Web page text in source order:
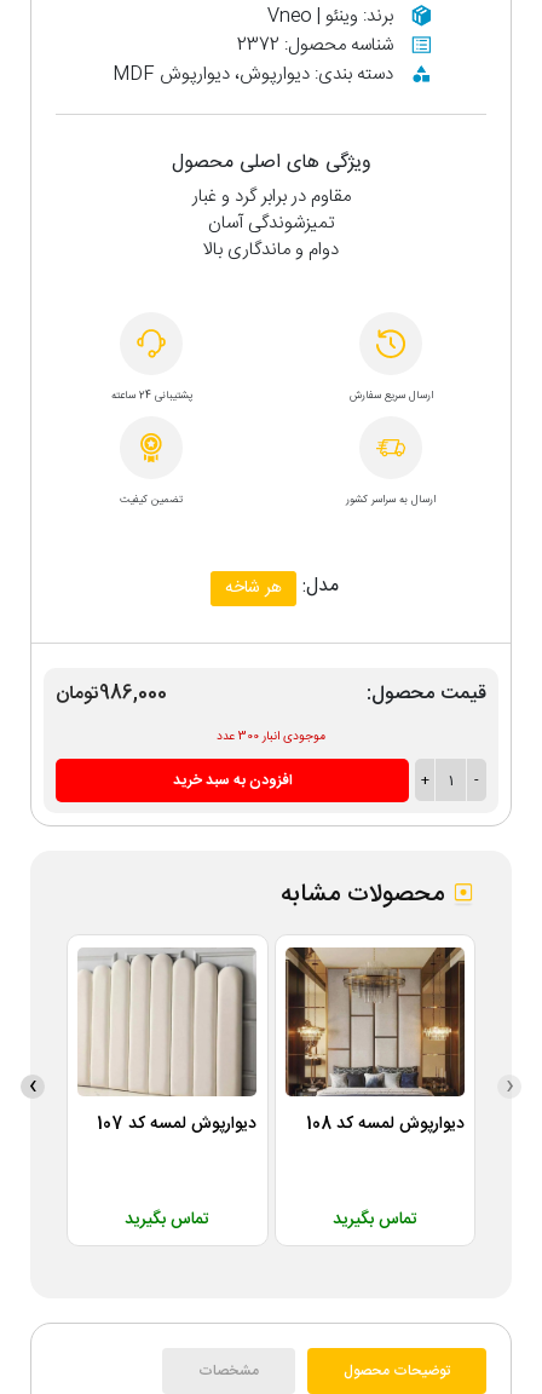
برند: وینئو | Vneo
شناسه محصول: 2372
دسته بندی: دیوارپوش، دیوارپوش MDF
ویژگی های اصلی محصول
مقاوم در برابر گرد و غبار
تمیزشوندگی آسان
دوام و ماندگاری بالا
ارسال سریع سفارش پشتیبانی 24 ساعته
ارسال به سراسر کشور تضمین کیفیت
مدل: هر شاخه
قیمت محصول: 986,000تومان
موجودی انبار 300 عدد
-
1
+ افزودن به سبد خرید
محصولات مشابه
دیوارپوش لمسه کد 108
تماس بگیرید
دیوارپوش لمسه کد 107
تماس بگیرید
‹
›
توضیحات محصول مشخصات